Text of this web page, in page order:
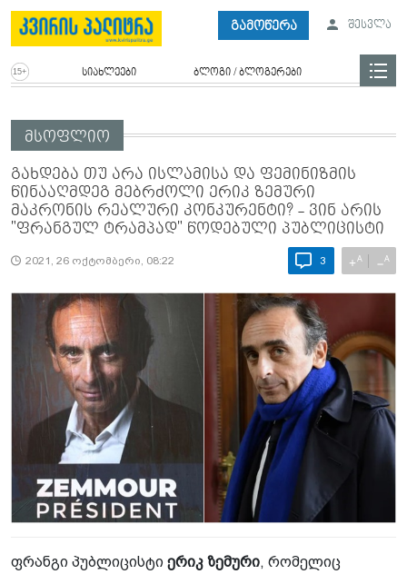
გამოწერა შესვლა
სიახლეები ბლოგი / ბლოგერები
მსოფლიო
გახდება თუ არა ისლამისა და ფემინიზმის
წინააღმდეგ მებრძოლი ერიკ ზემური
მაკრონის რეალური კონკურენტი? - ვინ არის
"ფრანგულ ტრამპად" წოდებული პუბლიცისტი
2021, 26 ოქტომბერი, 08:22 3 +A −A
ფრანგი პუბლიცისტი ერიკ ზემური, რომელიც